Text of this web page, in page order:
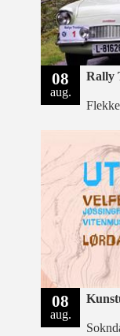
08
aug.
Rally
08
aug.